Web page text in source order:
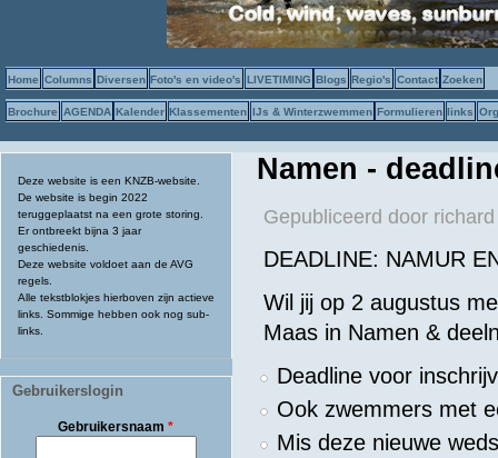
Home Columns Diversen Foto's en video's LIVETIMING Blogs Regio's Contact Zoeken
Brochure AGENDA Kalender Klassementen IJs & Winterzwemmen Formulieren links
Deze website is een KNZB-website.
De website is begin 2022
teruggeplaatst na een grote storing.
Er ontbreekt bijna 3 jaar
geschiedenis.
Deze website voldoet aan de AVG
regels.
Alle tekstblokjes hierboven zijn actieve
links. Sommige hebben ook nog sub-
links.
Gebruikerslogin
Gebruikersnaam*
Namen -
Gepubliceerd door
DEADLINE: NAMUR
Wil jij op 2 augustus
Maas in Namen &
Deadline voor
Ook zwemmers met
Mis deze nieuwe